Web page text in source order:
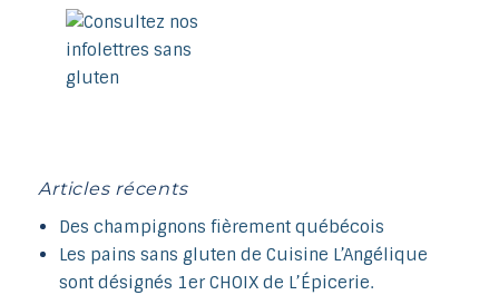
Articles récents
Des champignons fièrement québécois
Les pains sans gluten de Cuisine L’Angélique
sont désignés 1er CHOIX de L’Épicerie.